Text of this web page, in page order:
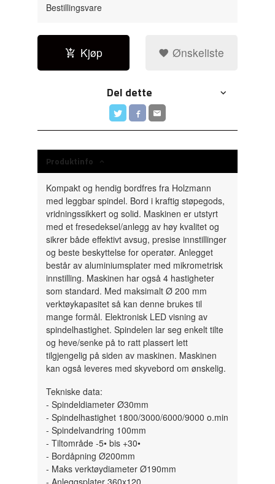
Bestillingsvare
Kjøp Ønskeliste
Del dette
Produktinfo
Kompakt og hendig bordfres fra Holzmann
med leggbar spindel. Bord i kraftig støpegods,
vridningssikkert og solid. Maskinen er utstyrt
med et fresedeksel/anlegg av høy kvalitet og
sikrer både effektivt avsug, presise innstillinger
og beste beskyttelse for operatør. Anlegget
består av aluminiumsplater med mikrometrisk
innstilling. Maskinen har også 4 hastigheter
som standard. Med maksimalt Ø 200 mm
verktøykapasitet så kan denne brukes til
mange formål. Elektronisk LED visning av
spindelhastighet. Spindelen lar seg enkelt tilte
og heve/senke på to ratt plassert lett
tilgjengelig på siden av maskinen. Maskinen
kan også leveres med skyvebord om ønskelig.
Tekniske data:
- Spindeldiameter Ø30mm
- Spindelhastighet 1800/3000/6000/9000 o.min
- Spindelvandring 100mm
- Tiltområde -5• bis +30•
- Bordåpning Ø200mm
- Maks verktøydiameter Ø190mm